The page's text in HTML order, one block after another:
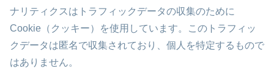
ナリティクスはトラフィックデータの収集のために
Cookie（クッキー）を使用しています。このトラフィッ
クデータは匿名で収集されており、個人を特定するもので
はありません。